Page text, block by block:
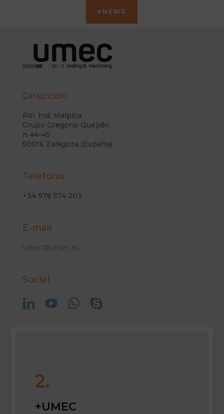
+NEWS
Dirección
Pol. Ind. Malpica.
Grupo Gregorio Quejido,
n 44-45
50016 Zaragoza (España)
Teléfono
+34 976 574 203
E-mail
umec@umec.es
Social
2.
+UMEC